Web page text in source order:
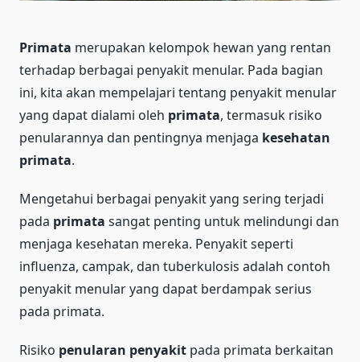
Primata merupakan kelompok hewan yang rentan
terhadap berbagai penyakit menular. Pada bagian
ini, kita akan mempelajari tentang penyakit menular
yang dapat dialami oleh primata, termasuk risiko
penularannya dan pentingnya menjaga kesehatan
primata.
Mengetahui berbagai penyakit yang sering terjadi
pada primata sangat penting untuk melindungi dan
menjaga kesehatan mereka. Penyakit seperti
influenza, campak, dan tuberkulosis adalah contoh
penyakit menular yang dapat berdampak serius
pada primata.
Risiko penularan penyakit pada primata berkaitan